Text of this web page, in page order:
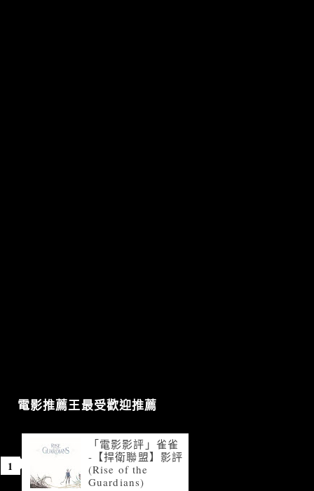
電影推薦王最受歡迎推薦
「電影影評」雀雀
-【捍衛聯盟】影評
(Rise of the
Guardians)